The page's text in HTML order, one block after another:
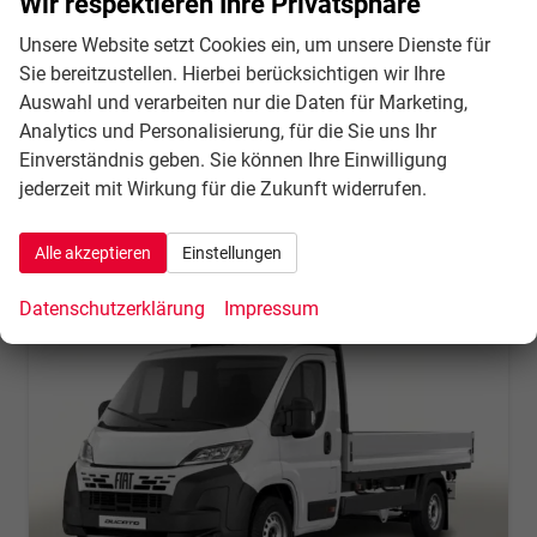
31.07.2026
37.416,– €
incl. 21% MwSt.
Details
Verbrauch kombiniert: 8,90 l/100km
2-Klasse: G
CO -Emissionen:234,00 g/km
Unsere Website setzt Cookies ein, um unsere Dienste für
Sie bereitzustellen. Hierbei berücksichtigen wir Ihre
Auswahl und verarbeiten nur die Daten für Marketing,
Analytics und Personalisierung, für die Sie uns Ihr
Einverständnis geben. Sie können Ihre Einwilligung
jederzeit mit Wirkung für die Zukunft widerrufen.
Alle akzeptieren Einstellungen
Datenschutzerklärung Impressum